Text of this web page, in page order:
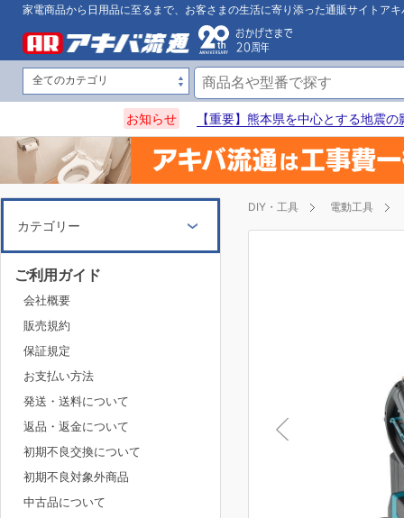
家電商品から日用品に至るまで、お客さまの生活に寄り添った通販サイトアキ
お知らせ 【重要】熊本県を中心とする地震
DIY・工具 電動工具
カテゴリー
ご利用ガイド
会社概要
販売規約
保証規定
お支払い方法
発送・送料について
返品・返金について
初期不良交換について
初期不良対象外商品
中古品について